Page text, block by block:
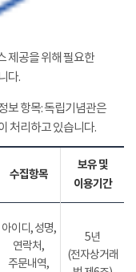
제공을 위해 필요한
다.
보 항목: 독립기념관은
처리하고 있습니다.
수집항목
보유 및
이용기간
아이디, 성명,
연락처,
주문내역,
5년
(전자상거래